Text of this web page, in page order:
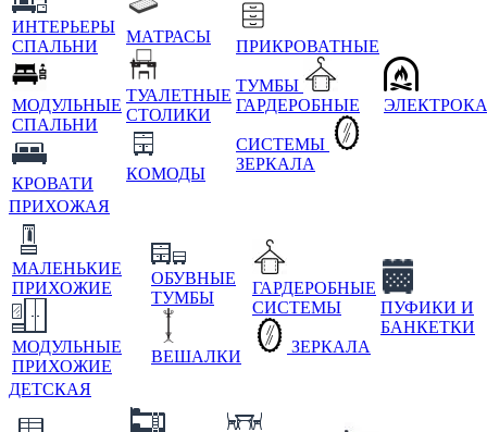
ИНТЕРЬЕРЫ
СПАЛЬНИ
МОДУЛЬНЫЕ
СПАЛЬНИ
КРОВАТИ
МАТРАСЫ
ТУАЛЕТНЫЕ
СТОЛИКИ
КОМОДЫ
ПРИКРОВАТНЫЕ
ТУМБЫ
ГАРДЕРОБНЫЕ
СИСТЕМЫ
ЗЕРКАЛА
ПРИХОЖАЯ
МАЛЕНЬКИЕ
ПРИХОЖИЕ
МОДУЛЬНЫЕ
ПРИХОЖИЕ
ОБУВНЫЕ
ТУМБЫ
ВЕШАЛКИ
ГАРДЕРОБНЫЕ
СИСТЕМЫ
ЗЕРКАЛА
ПУФИКИ И
БАНКЕТКИ
ДЕТСКАЯ